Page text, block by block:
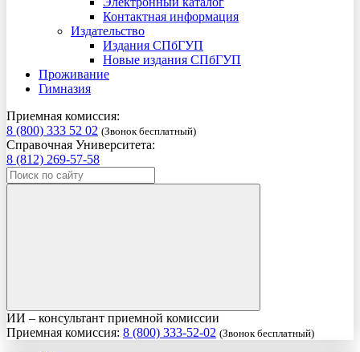
Контактная информация
Издательство
Издания СПбГУП
Новые издания СПбГУП
Проживание
Гимназия
Приемная комиссия:
8 (800) 333 52 02 (Звонок бесплатный)
Справочная Университета:
8 (812) 269-57-58
ИИ – консультант приемной комиссии
Приемная комиссия: 8 (800) 333-52-02 (Звонок бесплатный)